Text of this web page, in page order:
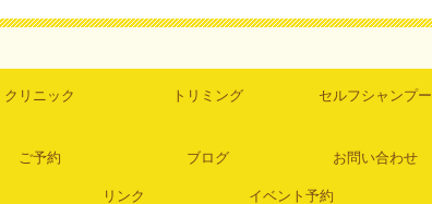
クリニック トリミング セルフシャンプー
ご予約 ブログ お問い合わせ
リンク イベント予約